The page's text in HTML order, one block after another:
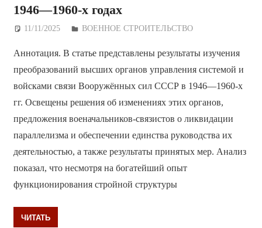
1946—1960-х годах
11/11/2025 Дежурный по Редакции
ВОЕННОЕ СТРОИТЕЛЬСТВО
Аннотация. В статье представлены результаты изучения
преобразований высших органов управления системой и
войсками связи Вооружённых сил СССР в 1946—1960-х
гг. Освещены решения об изменениях этих органов,
предложения военачальников-связистов о ликвидации
параллелизма и обеспечении единства руководства их
деятельностью, а также результаты принятых мер. Анализ
показал, что несмотря на богатейший опыт
функционирования стройной структуры
ЧИТАТЬ